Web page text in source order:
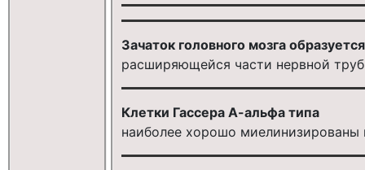
Зачаток головного мозга
расширяющейся части нервной
Клетки Гассера А-альфа типа
наиболее хорошо